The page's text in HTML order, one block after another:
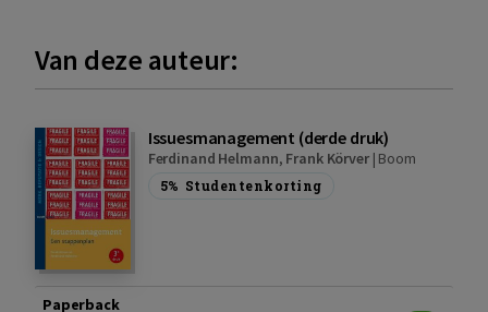
Van deze auteur:
Issuesmanagement (derde druk)
Ferdinand Helmann, Frank Körver| Boom
5% Studentenkorting
Paperback